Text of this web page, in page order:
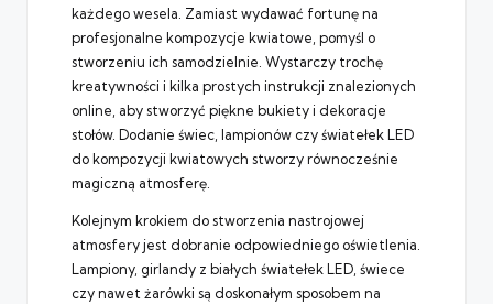
każdego wesela. Zamiast wydawać fortunę na
profesjonalne kompozycje kwiatowe, pomyśl o
stworzeniu ich samodzielnie. Wystarczy trochę
kreatywności i kilka prostych instrukcji znalezionych
online, aby stworzyć piękne bukiety i dekoracje
stołów. Dodanie świec, lampionów czy światełek LED
do kompozycji kwiatowych stworzy równocześnie
magiczną atmosferę.
Kolejnym krokiem do stworzenia nastrojowej
atmosfery jest dobranie odpowiedniego oświetlenia.
Lampiony, girlandy z białych światełek LED, świece
czy nawet żarówki są doskonałym sposobem na